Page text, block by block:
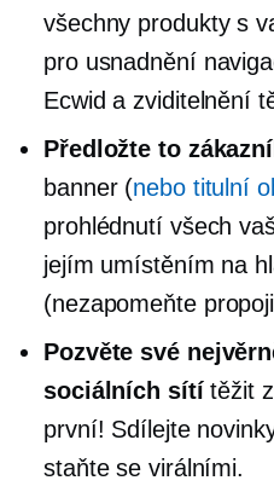
všechny produkty s
pro usnadnění
Ecwid a zviditelnění
Předložte to
banner (nebo titulní
prohlédnutí všech
jejím umístěním na
(nezapomeňte
Pozvěte své
sociálních sítítěžit z
první! Sdílejte
staňte se virálními.